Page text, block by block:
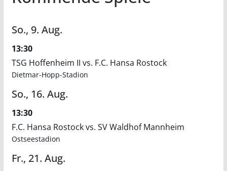
So., 9. Aug.
13:30
TSG Hoffenheim II vs. F.C. Hansa Rostock
Dietmar-Hopp-Stadion
So., 16. Aug.
13:30
F.C. Hansa Rostock vs. SV Waldhof Mannheim
Ostseestadion
Fr., 21. Aug.